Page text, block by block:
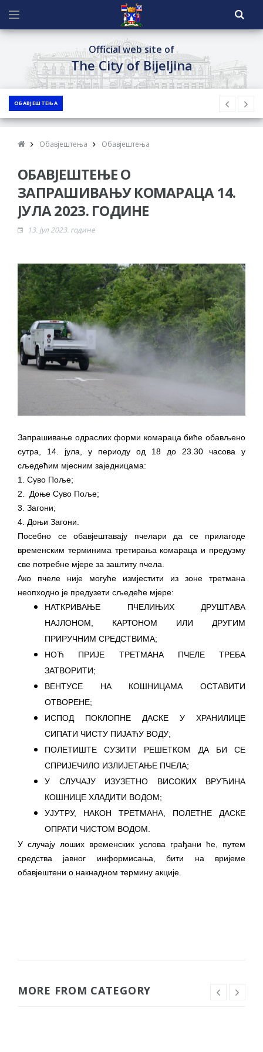
Official web site of
The City of Bijeljina
ОБАВЈЕШТЕЊА
Обавјештења Обавјештења
ОБАВЈЕШТЕЊЕ О
ЗАПРАШИВАЊУ КОМАРАЦА 14.
ЈУЛА 2023. ГОДИНЕ
13. јул 2023. године
Запрашивање одраслих форми комараца биће обављено
сутра, 14. јула, у периоду од 18 до 23.30 часова у
сљедећим мјесним заједницама:
1. Суво Поље;
2. Доње Суво Поље;
3. Загони;
4. Доњи Загони.
Посебно се обавјештавају пчелари да се прилагоде
временским терминима третирања комараца и предузму
све потребне мјере за заштиту пчела.
Ако пчеле није могуће измјестити из зоне третмана
неопходно је предузети сљедеће мјере:
НАТКРИВАЊЕ ПЧЕЛИЊИХ ДРУШТАВА
НАЈЛОНОМ, КАРТОНОМ ИЛИ ДРУГИМ
ПРИРУЧНИМ СРЕДСТВИМА;
НОЋ ПРИЈЕ ТРЕТМАНА ПЧЕЛЕ ТРЕБА
ЗАТВОРИТИ;
ВЕНТУСЕ НА КОШНИЦАМА ОСТАВИТИ
ОТВОРЕНЕ;
ИСПОД ПОКЛОПНЕ ДАСКЕ У ХРАНИЛИЦЕ
СИПАТИ ЧИСТУ ПИЈАЋУ ВОДУ;
ПОЛЕТИШТЕ СУЗИТИ РЕШЕТКОМ ДА БИ СЕ
СПРИЈЕЧИЛО ИЗЛИЈЕТАЊЕ ПЧЕЛА;
У СЛУЧАЈУ ИЗУЗЕТНО ВИСОКИХ ВРУЋИНА
КОШНИЦЕ ХЛАДИТИ ВОДОМ;
УЈУТРУ, НАКОН ТРЕТМАНА, ПОЛЕТНЕ ДАСКЕ
ОПРАТИ ЧИСТОМ ВОДОМ.
У случају лоших временских услова грађани ће, путем
средства јавног информисања, бити на вријеме
обавјештени о накнадном термину акције.
MORE FROM CATEGORY